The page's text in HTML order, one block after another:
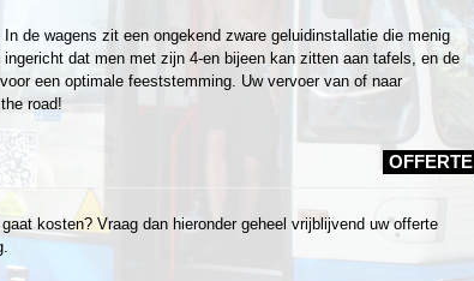
de wagens zit een ongekend zware geluidinstallatie die menig
dat men met zijn 4-en bijeen kan zitten aan tafels, en de
een optimale feeststemming. Uw vervoer van of naar
road!
OFFERTE
kosten? Vraag dan hieronder geheel vrijblijvend uw offerte